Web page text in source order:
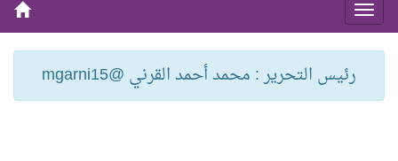
رئيس التحرير : محمد أحمد القرني @mgarni15